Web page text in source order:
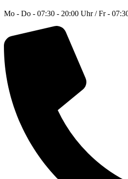
Mo - Do - 07:30 - 20:00 Uhr / Fr -